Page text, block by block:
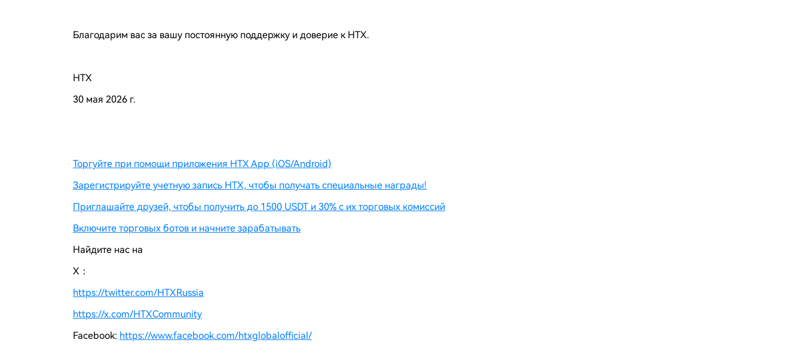
Благодарим вас за вашу постоянную поддержку и доверие к HTX.
HTX
30 мая 2026 г.
Торгуйте при помощи приложения HTX App (iOS/Android)
Зарегистрируйте учетную запись HTX, чтобы получать специальные награды!
Приглашайте друзей, чтобы получить до 1500 USDT и 30% с их торговых комиссий
Включите торговых ботов и начните зарабатывать
Найдите нас на
X：
https://twitter.com/HTXRussia
https://x.com/HTXCommunity
Facebook: https://www.facebook.com/htxglobalofficial/